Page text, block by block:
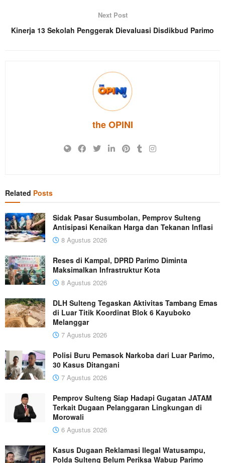
Next Post
Kinerja 13 Sekolah Penggerak Dievaluasi Disdikbud Parimo
the OPINI
Related Posts
Sidak Pasar Susumbolan, Pemprov Sulteng
Antisipasi Kenaikan Harga dan Tekanan Inflasi
8 Agustus 2026
Reses di Kampal, DPRD Parimo Diminta
Maksimalkan Infrastruktur Kota
8 Agustus 2026
DLH Sulteng Tegaskan Aktivitas Tambang Emas
di Luar Titik Koordinat Blok 6 Kayuboko
Melanggar
7 Agustus 2026
Polisi Buru Pemasok Narkoba dari Luar Parimo,
30 Kasus Ditangani
7 Agustus 2026
Pemprov Sulteng Siap Hadapi Gugatan JATAM
Terkait Dugaan Pelanggaran Lingkungan di
Morowali
6 Agustus 2026
Kasus Dugaan Reklamasi Ilegal Watusampu,
Polda Sulteng Belum Periksa Wabup Parimo